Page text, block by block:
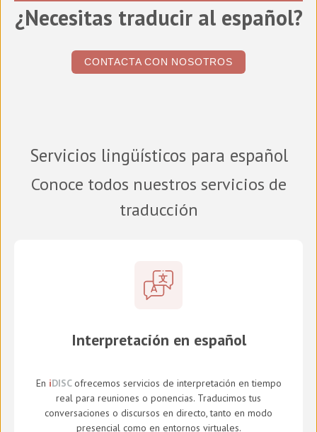
¿Necesitas traducir al español?
CONTACTA CON NOSOTROS
Servicios lingüísticos para español
Conoce todos nuestros servicios de
traducción
Interpretación en español
En iDISC ofrecemos servicios de interpretación en tiempo
real para reuniones o ponencias. Traducimos tus
conversaciones o discursos en directo, tanto en modo
presencial como en entornos virtuales.